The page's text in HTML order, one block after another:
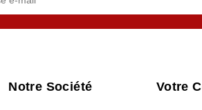
Notre Société Votre